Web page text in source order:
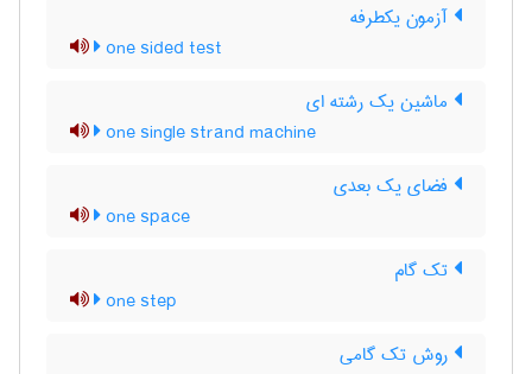
آزمون یکطرفه
one sided test
ماشین یک رشته ای
one single strand machine
فضای یک بعدی
one space
تک گام
one step
روش تک گامی